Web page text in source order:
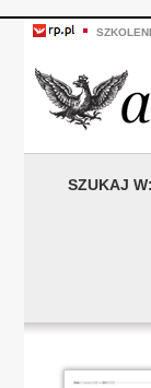
SZUKAJ W: